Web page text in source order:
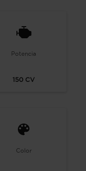
Potencia
150 CV
Color